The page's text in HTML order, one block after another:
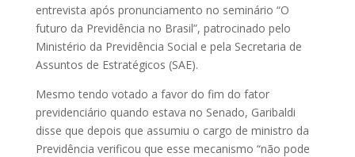
entrevista após pronunciamento no seminário “O
futuro da Previdência no Brasil”, patrocinado pelo
Ministério da Previdência Social e pela Secretaria de
Assuntos de Estratégicos (SAE).
Mesmo tendo votado a favor do fim do fator
previdenciário quando estava no Senado, Garibaldi
disse que depois que assumiu o cargo de ministro da
Previdência verificou que esse mecanismo “não pode